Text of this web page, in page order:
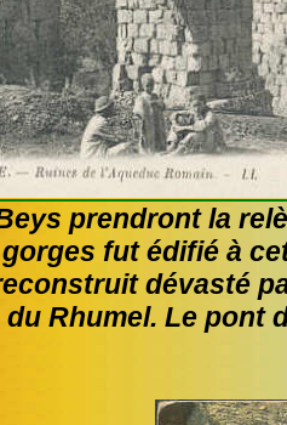
prendront la
fut édifié à
dévasté
Rhumel. Le pont